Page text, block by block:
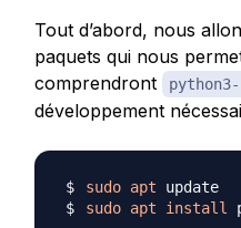
Tout d’abord, nous
paquets qui nous
comprendront
développement
sudo apt
update
sudo apt install